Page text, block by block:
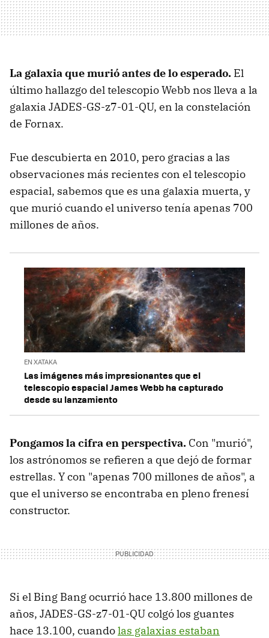
La galaxia que murió antes de lo esperado. El
último hallazgo del telescopio Webb nos lleva a la
galaxia JADES-GS-z7-01-QU, en la constelación
de Fornax.
Fue descubierta en 2010, pero gracias a las
observaciones más recientes con el telescopio
espacial, sabemos que es una galaxia muerta, y
que murió cuando el universo tenía apenas 700
millones de años.
EN XATAKA
Las imágenes más impresionantes que el
telescopio espacial James Webb ha capturado
desde su lanzamiento
Pongamos la cifra en perspectiva. Con "murió",
los astrónomos se refieren a que dejó de formar
estrellas. Y con "apenas 700 millones de años", a
que el universo se encontraba en pleno frenesí
constructor.
Si el Bing Bang ocurrió hace 13.800 millones de
años, JADES-GS-z7-01-QU colgó los guantes
hace 13.100, cuandolas galaxias estaban